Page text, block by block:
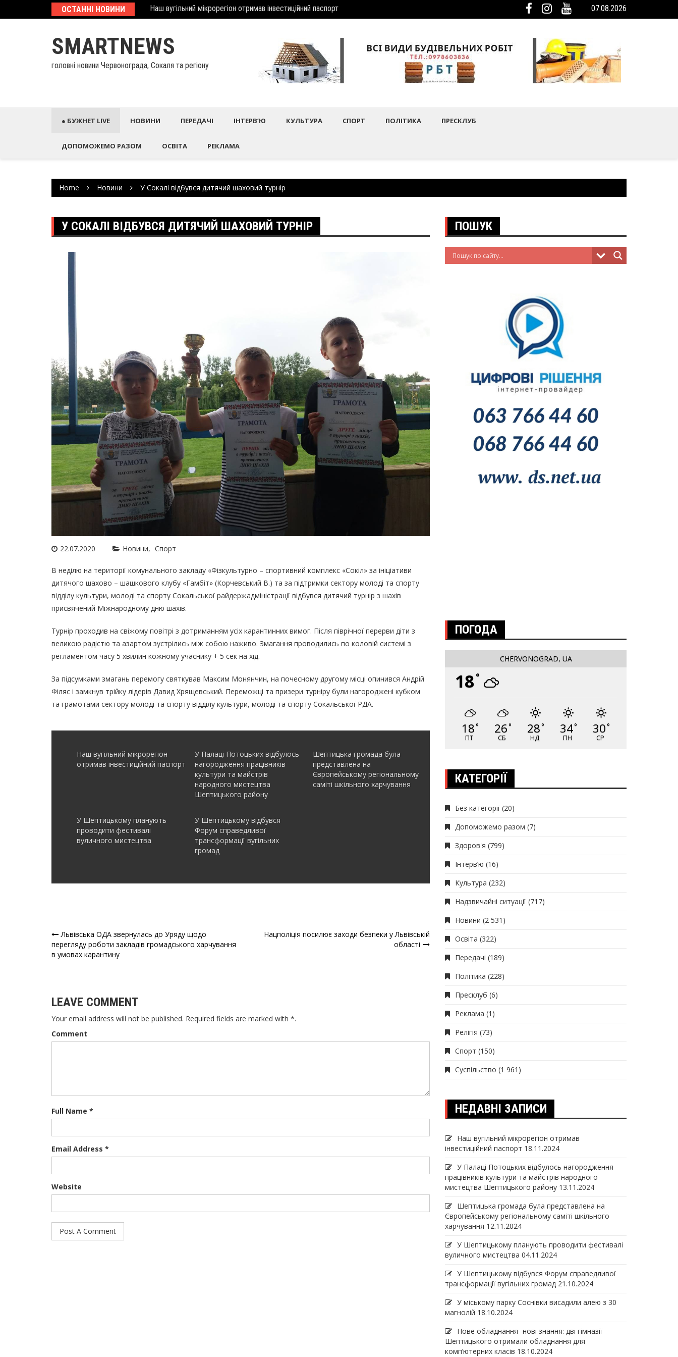
ОСТАННІ НОВИНИ
У Палаці Потоцьких відбулось нагородження працівників культури та майстрів народного мистецтва Шептицького районуШептицька громада була представлена на Європейському регіональному
07.08.2026
SMARTNEWS
головні новини Червонограда, Сокаля та регіону
● БУЖНЕТ LIVE НОВИНИ ПЕРЕДАЧІ ІНТЕРВ’Ю КУЛЬТУРА СПОРТ ПОЛІТИКА ПРЕСКЛУБ
ДОПОМОЖЕМО РАЗОМ ОСВІТА РЕКЛАМА
Home Новини У Сокалі відбувся дитячий шаховий турнір
У СОКАЛІ ВІДБУВСЯ ДИТЯЧИЙ ШАХОВИЙ ТУРНІР
22.07.2020 Новини Спорт
В неділю на території комунального закладу «Фізкультурно – спортивний комплекс «Сокіл» за ініціативи
дитячого шахово – шашкового клубу «Гамбіт» (Корчевський В.) та за підтримки сектору молоді та спорту
відділу культури, молоді та спорту Сокальської райдержадміністрації відбувся дитячий турнір з шахів
присвячений Міжнародному дню шахів.
Турнір проходив на свіжому повітрі з дотриманням усіх карантинних вимог. Після піврічної перерви діти з
великою радістю та азартом зустрілись між собою наживо. Змагання проводились по коловій системі з
регламентом часу 5 хвилин кожному учаснику + 5 сек на хід.
За підсумками змагань перемогу святкував Максим Монянчин, на почесному другому місці опинився Андрій
Філяс і замкнув трійку лідерів Давид Хрящевський. Переможці та призери турніру були нагороджені кубком
та грамотами сектору молоді та спорту відділу культури, молоді та спорту Сокальської РДА.
Наш вугільний мікрорегіон
отримав інвеcтиційний паспорт
У Палаці Потоцьких відбулось
нагородження працівників
культури та майстрів
народного мистецтва
Шептицького району
Шептицька громада була
представлена на
Європейському регіональному
саміті шкільного харчування
У Шептицькому планують
проводити фестивалі
вуличного мистецтва
У Шептицькому відбувся
Форум справедливої
трансформації вугільних
громад
Навігація
записів
Львівська ОДА звернулась до Уряду щодо
перегляду роботи закладів громадського харчування
в умовах карантину
Нацполіція посилює заходи безпеки у Львівській
області
LEAVE COMMENT
Your email address will not be published. Required fields are marked with *.
Comment
Full Name *
Email Address *
Website
ПОШУК
ПОГОДА
CHERVONOGRAD, UA
18 °
18°
ПТ
26°
СБ
28°
НД
34°
ПН
30°
СР
КАТЕГОРІЇ
Без категорії (20)
Допоможемо разом (7)
Здоров'я (799)
Інтерв’ю (16)
Культура (232)
Надзвичайні ситуації (717)
Новини (2 531)
Освіта (322)
Передачі (189)
Політика (228)
Пресклуб (6)
Реклама (1)
Релігія (73)
Спорт (150)
Суспільство (1 961)
НЕДАВНІ ЗАПИСИ
Наш вугільний мікрорегіон отримав
інвеcтиційний паспорт 18.11.2024
У Палаці Потоцьких відбулось нагородження
працівників культури та майстрів народного
мистецтва Шептицького району 13.11.2024
Шептицька громада була представлена на
Європейському регіональному саміті шкільного
харчування 12.11.2024
У Шептицькому планують проводити фестивалі
вуличного мистецтва 04.11.2024
У Шептицькому відбувся Форум справедливої
трансформації вугільних громад 21.10.2024
У міському парку Соснівки висадили алею з 30
магнолій 18.10.2024
Нове обладнання -нові знання: дві гімназії
Шептицького отримали обладнання для
комп’ютерних класів 18.10.2024